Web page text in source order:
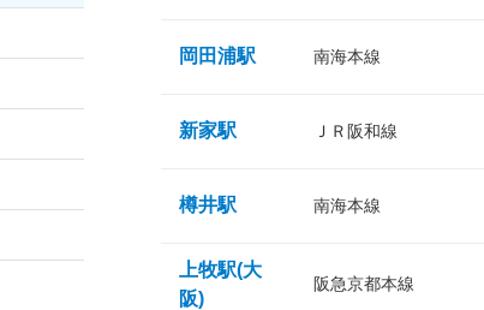
岡田浦駅 南海本線
新家駅 ＪＲ阪和線
樽井駅 南海本線
上牧駅(大
阪)
阪急京都本線